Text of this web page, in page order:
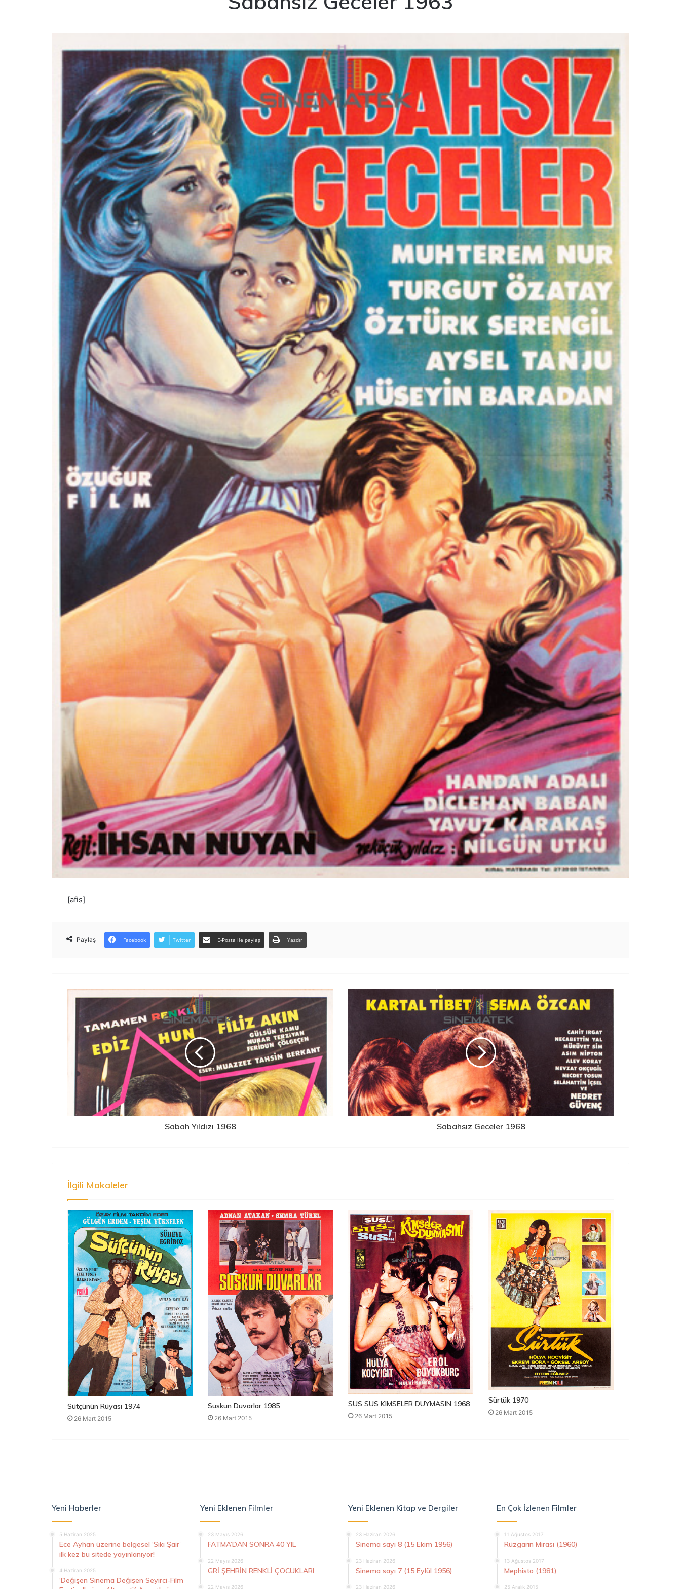
[afis]
Paylaş Facebook Twitter E-Posta ile paylaş Yazdır
Sabah Yıldızı 1968 Sabahsız Geceler 1968
İlgili Makaleler
Sütçünün Rüyası 1974
26 Mart 2015
Suskun Duvarlar 1985
26 Mart 2015
SUS SUS KIMSELER DUYMASIN 1968
26 Mart 2015
Sürtük 1970
26 Mart 2015
Yeni Haberler
5 Haziran 2025
Ece Ayhan üzerine belgesel ‘Sıkı Şair’
ilk kez bu sitede yayınlanıyor!
4 Haziran 2025
‘Değişen Sinema Değişen Seyirci-Film
Yeni Eklenen Filmler
23 Mayıs 2026
FATMA’DAN SONRA 40 YIL
22 Mayıs 2026
GRİ ŞEHRİN RENKLİ ÇOCUKLARI
22 Mayıs 2026
Yeni Eklenen Kitap ve Dergiler
23 Haziran 2026
Sinema sayı 8 (15 Ekim 1956)
23 Haziran 2026
Sinema sayı 7 (15 Eylül 1956)
23 Haziran 2026
En Çok İzlenen Filmler
11 Ağustos 2017
Rüzgarın Mirası (1960)
13 Ağustos 2017
Mephisto (1981)
25 Aralık 2015